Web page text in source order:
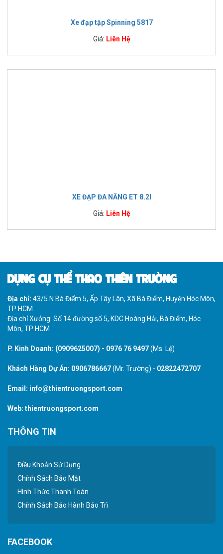
Xe đạp tập Spinning 5817
Giá: Liên Hệ
XE ĐẠP ĐA NĂNG ET 8.2I
Giá: Liên Hệ
DỤNG CỤ THỂ THAO THIÊN TRƯỜNG
Địa chỉ: 43/5 N Bà Điểm 5, Ấp Tây Lân, Xã Bà Điểm, Huyện Hóc Môn,
TP HCM
Địa chỉ Xưởng: Số 14 đường số 5, KDC Hoàng Hải, Bà Điểm, Hóc
Môn, TP HCM
P. Kinh Doanh: (0909625007) - 0976 76 9497(Ms. Lệ)
Khách Hàng Dự Án: 0906786667(Mr. Trường) - 02822472707
Email: info@thientruongsport.com
Web: thientruongsport.com
THÔNG TIN
Điều Khoản Sử Dụng
Chính Sách Bảo Mật
Hình Thức Thanh Toán
Chính Sách Bảo Hành Bảo Trì
FACEBOOK